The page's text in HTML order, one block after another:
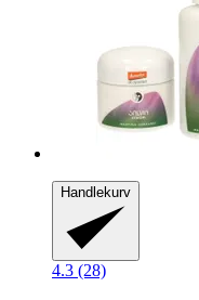
Handlekurv
4.3 (28)